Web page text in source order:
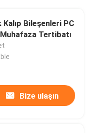
Bileşenleri PC
Tertibatı
Bize ulaşın